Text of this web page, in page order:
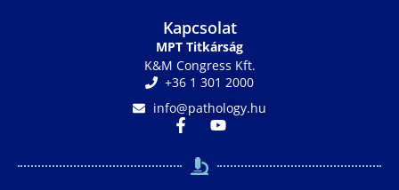
Kapcsolat
MPT Titkárság
K&M Congress Kft.
+36 1 301 2000
info@pathology.hu